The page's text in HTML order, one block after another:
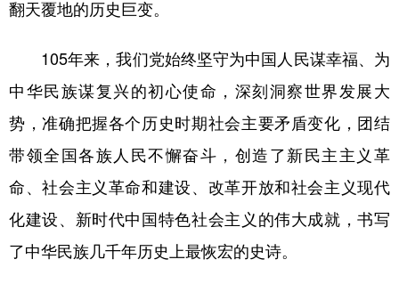
新疆 内蒙古
多语种频道
English Español Français عربى
Русский язык 日本語 한국어
Deutsch Português
翻天覆地的历史巨变。
105年来，我们党始终坚守为中国人民谋幸福、为
中华民族谋复兴的初心使命，深刻洞察世界发展大
势，准确把握各个历史时期社会主要矛盾变化，团结
带领全国各族人民不懈奋斗，创造了新民主主义革
命、社会主义革命和建设、改革开放和社会主义现代
化建设、新时代中国特色社会主义的伟大成就，书写
了中华民族几千年历史上最恢宏的史诗。